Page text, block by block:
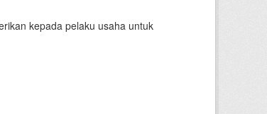
kepada pelaku usaha untuk